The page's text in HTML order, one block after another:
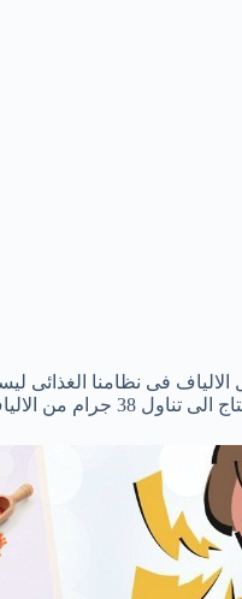
الالياف فى نظامنا الغذائى
الالياف يوميا .